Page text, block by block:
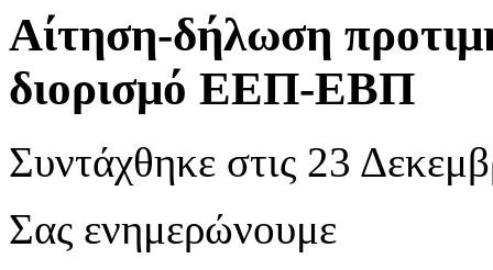
Αίτηση-δήλωση
διορισμό ΕΕΠ-ΕΒΠ
Συντάχθηκε στις 23
Σας ενημερώνουμε